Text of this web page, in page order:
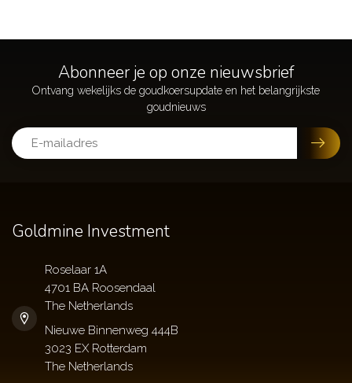
Abonneer je op onze nieuwsbrief
Goldmine Investment
Roselaar 1A
4701 BA Roosendaal
The Netherlands